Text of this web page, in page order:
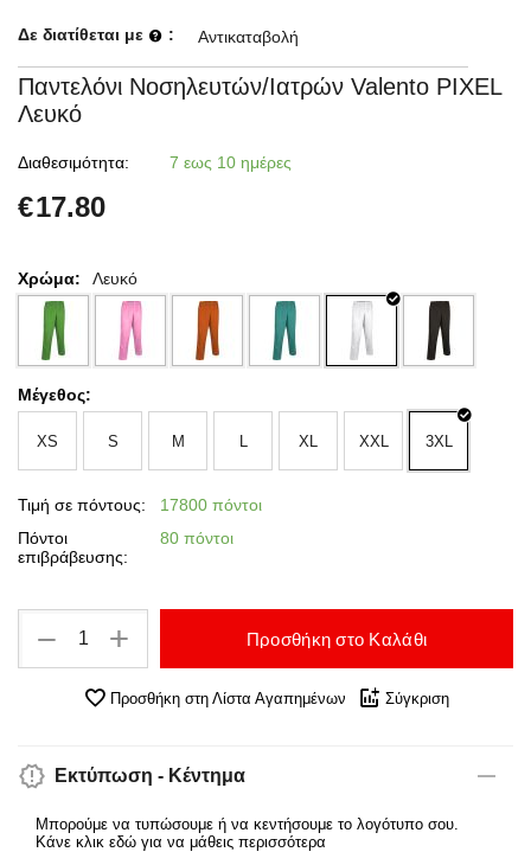
Δε διατίθεται με : Αντικαταβολή
Παντελόνι Νοσηλευτών/Ιατρών Valento PIXEL
Λευκό
Διαθεσιμότητα: 7 εως 10 ημέρες
€17.80
Χρώμα: Λευκό
Μέγεθος:
XS S M L XL XXL 3XL
Τιμή σε πόντους:
17800 πόντοι
Πόντοι
επιβράβευσης:
80 πόντοι
+
− Προσθήκη στο Καλάθι
Προσθήκη στη Λίστα Αγαπημένων Σύγκριση
Εκτύπωση - Κέντημα
Μπορούμε να τυπώσουμε ή να κεντήσουμε το λογότυπο σου.
Κάνε κλικ εδώ για να μάθεις περισσότερα